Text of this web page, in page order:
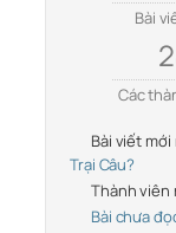
Bài
Các
Bài viết mới
Trại Câu?
Thành viên
Bài chưa